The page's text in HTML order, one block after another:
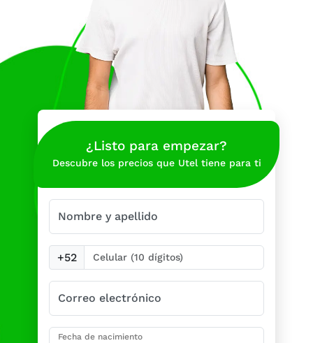
¿Listo para empezar?
Descubre los precios que Utel tiene para ti
Nombre y apellido
+52
Correo electrónico
Fecha de nacimiento